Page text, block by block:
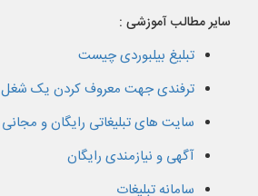
سایر مطالب آموزشی :
تبلیغ بیلبوردی چیست
ترفندی جهت معروف کردن یک شغل
سایت های تبلیغاتی رایگان و مجانی
آگهی و نیازمندی رایگان
سامانه تبلیغات